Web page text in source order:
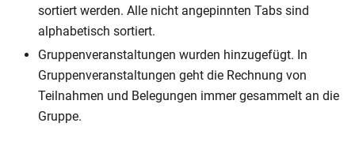
sortiert werden. Alle nicht angepinnten Tabs sind
alphabetisch sortiert.
Gruppenveranstaltungen wurden hinzugefügt. In
Gruppenveranstaltungen geht die Rechnung von
Teilnahmen und Belegungen immer gesammelt an die
Gruppe.